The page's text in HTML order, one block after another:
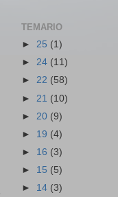
TEMARIO
► 25 (1)
► 24 (11)
► 22 (58)
► 21 (10)
► 20 (9)
► 19 (4)
► 16 (3)
► 15 (5)
► 14 (3)